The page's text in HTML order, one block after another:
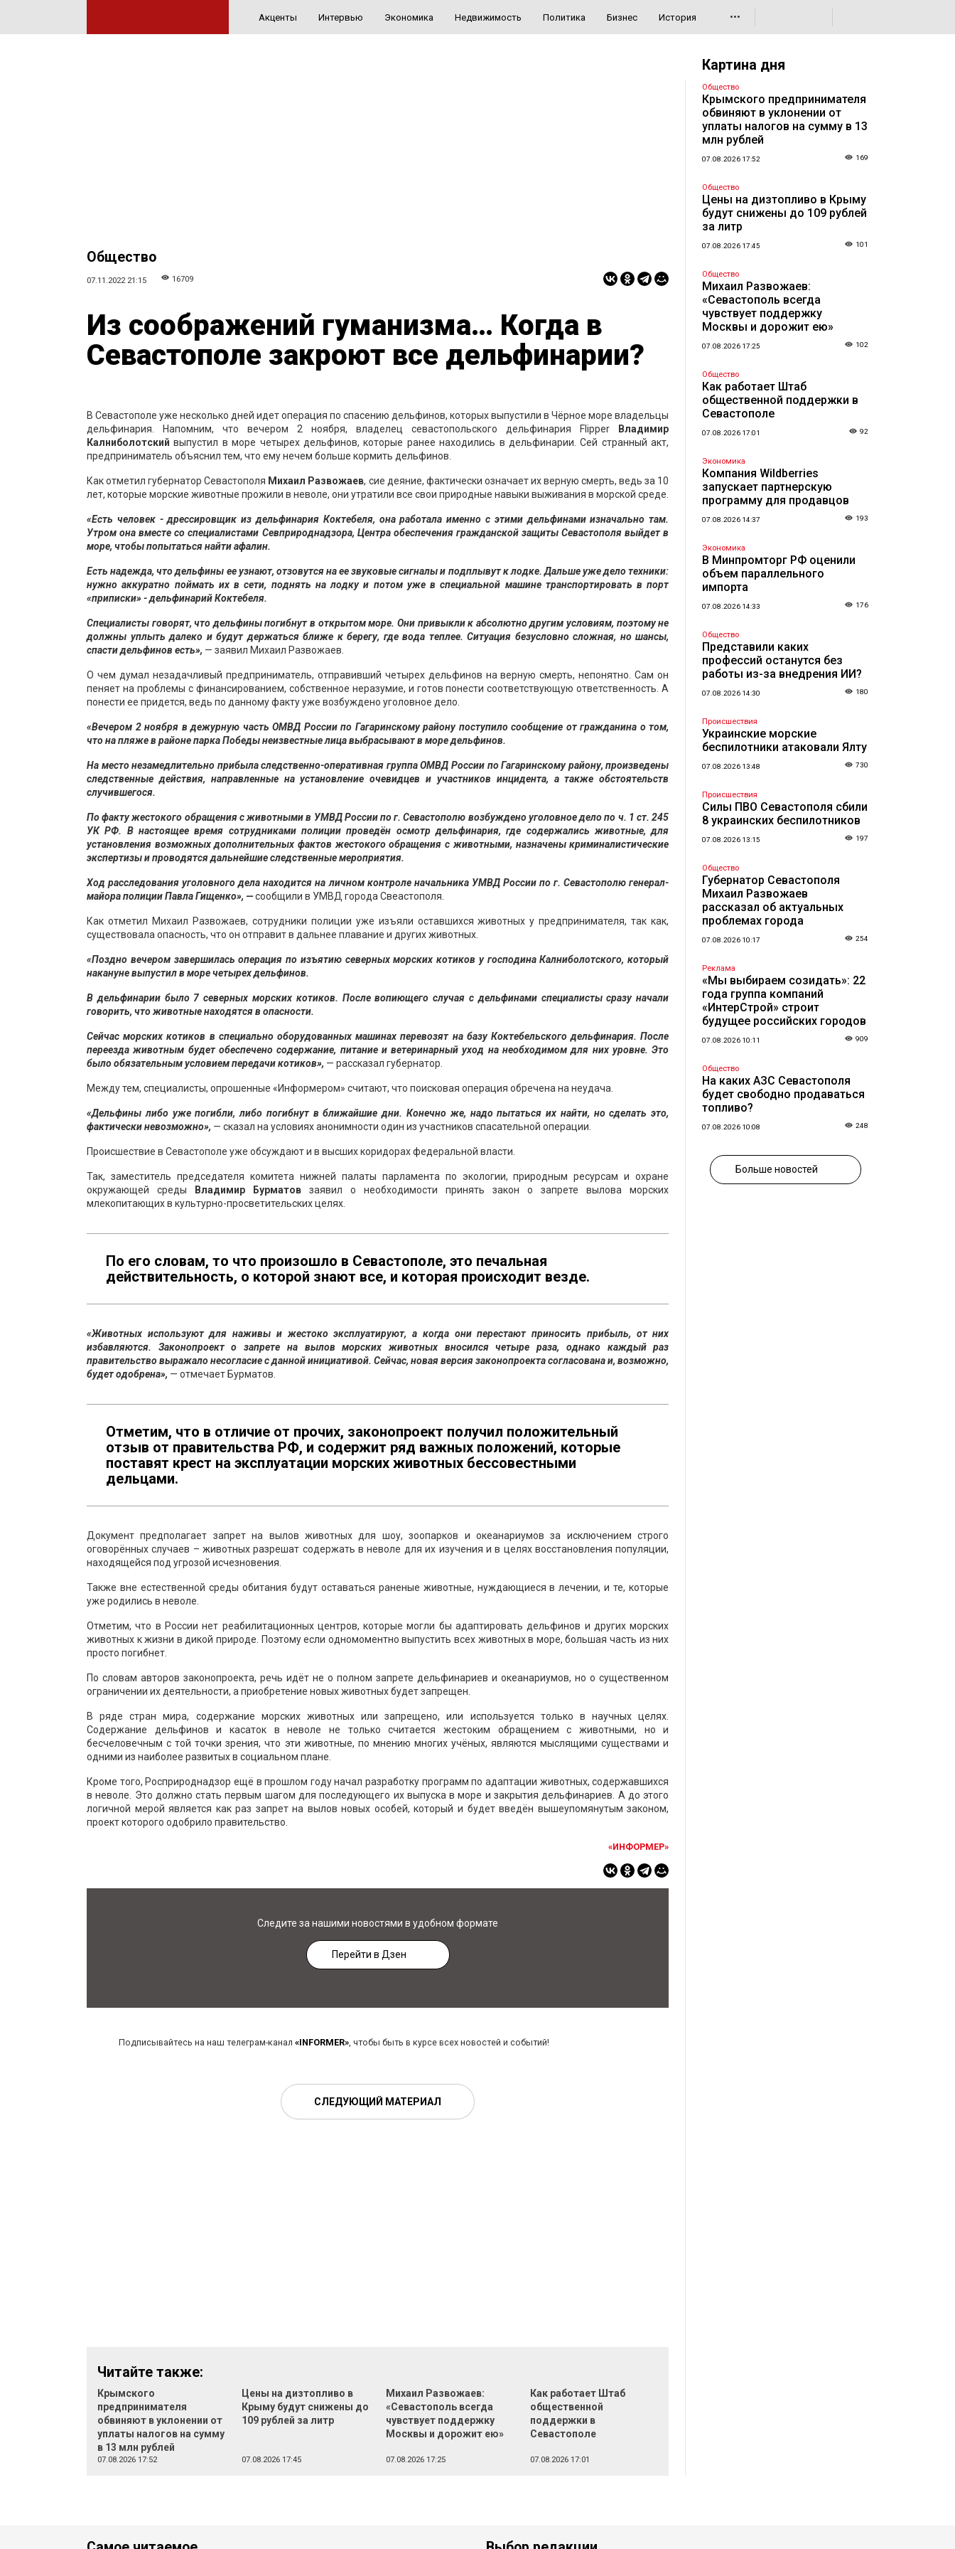
Акценты Интервью Экономика Недвижимость Политика Бизнес История •••
Общество
07.11.2022 21:15 16709
Из соображений гуманизма… Когда в
Севастополе закроют все дельфинарии?
В Севастополе уже несколько дней идет операция по спасению дельфинов, которых выпустили в Чёрное море владельцы
дельфинария. Напомним, что вечером 2 ноября, владелец севастопольского дельфинария Flipper
Владимир
Калниболотский выпустил в море четырех дельфинов, которые ранее находились в дельфинарии. Сей странный акт,
предприниматель объяснил тем, что ему нечем больше кормить дельфинов.
Как отметил губернатор Севастополя Михаил Развожаев, сие деяние, фактически означает их верную смерть, ведь за 10
лет, которые морские животные прожили в неволе, они утратили все свои природные навыки выживания в морской среде.
«Есть человек - дрессировщик из дельфинария Коктебеля, она работала именно с этими дельфинами изначально там.
Утром она вместе со специалистами Севприроднадзора, Центра обеспечения гражданской защиты Севастополя выйдет в
море, чтобы попытаться найти афалин.
Есть надежда, что дельфины ее узнают, отзовутся на ее звуковые сигналы и подплывут к лодке. Дальше уже дело техники:
нужно аккуратно поймать их в сети, поднять на лодку и потом уже в специальной машине транспортировать в порт
«приписки» - дельфинарий Коктебеля.
Специалисты говорят, что дельфины погибнут в открытом море. Они привыкли к абсолютно другим условиям, поэтому не
должны уплыть далеко и будут держаться ближе к берегу, где вода теплее. Ситуация безусловно сложная, но шансы,
спасти дельфинов есть», — заявил Михаил Развожаев.
О чем думал незадачливый предприниматель, отправивший четырех дельфинов на верную смерть, непонятно. Сам он
пеняет на проблемы с финансированием, собственное неразумие, и готов понести соответствующую ответственность. А
понести ее придется, ведь по данному факту уже возбуждено уголовное дело.
«Вечером 2 ноября в дежурную часть ОМВД России по Гагаринскому району поступило сообщение от гражданина о том,
что на пляже в районе парка Победы неизвестные лица выбрасывают в море дельфинов.
На место незамедлительно прибыла следственно-оперативная группа ОМВД России по Гагаринскому району, произведены
следственные действия, направленные на установление очевидцев и участников инцидента, а также обстоятельств
случившегося.
По факту жестокого обращения с животными в УМВД России по г. Севастополю возбуждено уголовное дело по ч. 1 ст. 245
УК РФ. В настоящее время сотрудниками полиции проведён осмотр дельфинария, где содержались животные, для
установления возможных дополнительных фактов жестокого обращения с животными, назначены криминалистические
экспертизы и проводятся дальнейшие следственные мероприятия.
Ход расследования уголовного дела находится на личном контроле начальника УМВД России по г. Севастополю генерал-
майора полиции Павла Гищенко», —сообщили в УМВД города Свеастополя.
Как отметил Михаил Развожаев, сотрудники полиции уже изъяли оставшихся животных у предпринимателя, так как,
существовала опасность, что он отправит в дальнее плавание и других животных.
«Поздно вечером завершилась операция по изъятию северных морских котиков у господина Калниболотского, который
накануне выпустил в море четырех дельфинов.
В дельфинарии было 7 северных морских котиков. После вопиющего случая с дельфинами специалисты сразу начали
говорить, что животные находятся в опасности.
Сейчас морских котиков в специально оборудованных машинах перевозят на базу Коктебельского дельфинария. После
переезда животным будет обеспечено содержание, питание и ветеринарный уход на необходимом для них уровне. Это
было обязательным условием передачи котиков», — рассказал губернатор.
Между тем, специалисты, опрошенные «Информером» считают, что поисковая операция обречена на неудача.
«Дельфины либо уже погибли, либо погибнут в ближайшие дни. Конечно же, надо пытаться их найти, но сделать это,
фактически невозможно», — сказал на условиях анонимности один из участников спасательной операции.
Происшествие в Севастополе уже обсуждают и в высших коридорах федеральной власти.
Так, заместитель председателя комитета нижней палаты парламента по экологии, природным ресурсам и охране
окружающей среды
Владимир Бурматов заявил о необходимости принять закон о запрете вылова морских
млекопитающих в культурно-просветительских целях.
По его словам, то что произошло в Севастополе, это печальная
действительность, о которой знают все, и которая происходит везде.
«Животных используют для наживы и жестоко эксплуатируют, а когда они перестают приносить прибыль, от них
избавляются. Законопроект о запрете на вылов морских животных вносился четыре раза, однако каждый раз
правительство выражало несогласие с данной инициативой. Сейчас, новая версия законопроекта согласована и, возможно,
будет одобрена», — отмечает Бурматов.
Отметим, что в отличие от прочих, законопроект получил положительный
отзыв от правительства РФ, и содержит ряд важных положений, которые
поставят крест на эксплуатации морских животных бессовестными
дельцами.
Документ предполагает запрет на вылов животных для шоу, зоопарков и океанариумов за исключением строго
оговорённых случаев – животных разрешат содержать в неволе для их изучения и в целях восстановления популяции,
находящейся под угрозой исчезновения.
Также вне естественной среды обитания будут оставаться раненые животные, нуждающиеся в лечении, и те, которые
уже родились в неволе.
Отметим, что в России нет реабилитационных центров, которые могли бы адаптировать дельфинов и других морских
животных к жизни в дикой природе. Поэтому если одномоментно выпустить всех животных в море, большая часть из них
просто погибнет.
По словам авторов законопроекта, речь идёт не о полном запрете дельфинариев и океанариумов, но о существенном
ограничении их деятельности, а приобретение новых животных будет запрещен.
В ряде стран мира, содержание морских животных или запрещено, или используется только в научных целях.
Содержание дельфинов и касаток в неволе не только считается жестоким обращением с животными, но и
бесчеловечным с той точки зрения, что эти животные, по мнению многих учёных, являются мыслящими существами и
одними из наиболее развитых в социальном плане.
Кроме того, Росприроднадзор ещё в прошлом году начал разработку программ по адаптации животных, содержавшихся
в неволе. Это должно стать первым шагом для последующего их выпуска в море и закрытия дельфинариев. А до этого
логичной мерой является как раз запрет на вылов новых особей, который и будет введён вышеупомянутым законом,
проект которого одобрило правительство.
«ИНФОРМЕР»
Следите за нашими новостями в удобном формате
Перейти в Дзен
Подписывайтесь на наш телеграм-канал «INFORMER», чтобы быть в курсе всех новостей и событий!
СЛЕДУЮЩИЙ МАТЕРИАЛ
Читайте также:
Крымского
предпринимателя
обвиняют в уклонении от
уплаты налогов на сумму
в 13 млн рублей
07.08.2026 17:52
Цены на дизтопливо в
Крыму будут снижены до
109 рублей за литр
07.08.2026 17:45
Михаил Развожаев:
«Севастополь всегда
чувствует поддержку
Москвы и дорожит ею»
07.08.2026 17:25
Как работает Штаб
общественной
поддержки в
Севастополе
07.08.2026 17:01
Картина дня
Общество
Крымского предпринимателя
обвиняют в уклонении от
уплаты налогов на сумму в 13
млн рублей
07.08.2026 17:52 169
Общество
Цены на дизтопливо в Крыму
будут снижены до 109 рублей
за литр
07.08.2026 17:45 101
Общество
Михаил Развожаев:
«Севастополь всегда
чувствует поддержку
Москвы и дорожит ею»
07.08.2026 17:25 102
Общество
Как работает Штаб
общественной поддержки в
Севастополе
07.08.2026 17:01 92
Экономика
Компания Wildberries
запускает партнерскую
программу для продавцов
07.08.2026 14:37 193
Экономика
В Минпромторг РФ оценили
объем параллельного
импорта
07.08.2026 14:33 176
Общество
Представили каких
профессий останутся без
работы из-за внедрения ИИ?
07.08.2026 14:30 180
Происшествия
Украинские морские
беспилотники атаковали Ялту
07.08.2026 13:48 730
Происшествия
Силы ПВО Севастополя сбили
8 украинских беспилотников
07.08.2026 13:15 197
Общество
Губернатор Севастополя
Михаил Развожаев
рассказал об актуальных
проблемах города
07.08.2026 10:17 254
Реклама
«Мы выбираем созидать»: 22
года группа компаний
«ИнтерСтрой» строит
будущее российских городов
07.08.2026 10:11 909
Общество
На каких АЗС Севастополя
будет свободно продаваться
топливо?
07.08.2026 10:08 248
Больше новостей